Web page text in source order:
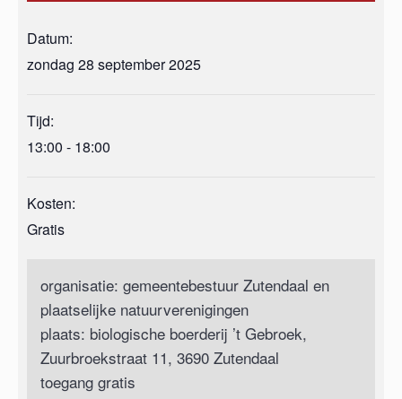
Datum:
zondag 28 september 2025
Tijd:
13:00 - 18:00
Kosten:
Gratis
organisatie: gemeentebestuur Zutendaal en
plaatselijke natuurverenigingen
plaats: biologische boerderij ’t Gebroek,
Zuurbroekstraat 11, 3690 Zutendaal
toegang gratis